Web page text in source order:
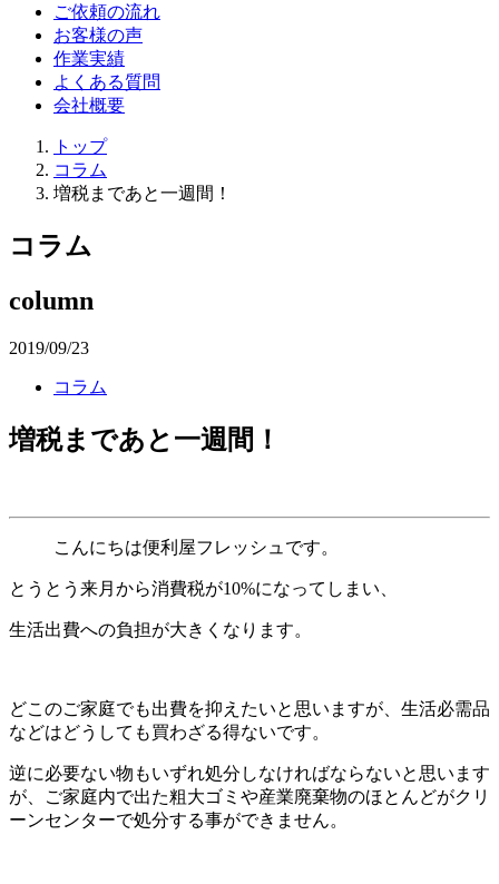
ご依頼の流れ
お客様の声
作業実績
よくある質問
会社概要
トップ
コラム
増税まであと一週間！
コラム
column
2019/09/23
コラム
増税まであと一週間！
こんにちは便利屋フレッシュです。
とうとう来月から消費税が10%になってしまい、
生活出費への負担が大きくなります。
どこのご家庭でも出費を抑えたいと思いますが、生活必需品
などはどうしても買わざる得ないです。
逆に必要ない物もいずれ処分しなければならないと思います
が、
ご家庭内で出た粗大ゴミや産業廃棄物のほとんどがクリ
ーンセンターで処分する事ができません。